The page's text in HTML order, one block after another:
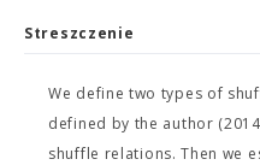
Streszczenie
We define two types of
defined by the author
shuffle relations. Then we